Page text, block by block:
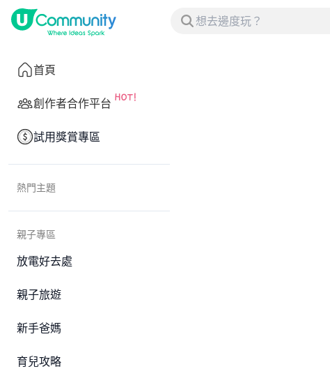
首頁
創作者合作平台
試用獎賞專區
熱門主題
親子專區
放電好去處
親子旅遊
新手爸媽
育兒攻略